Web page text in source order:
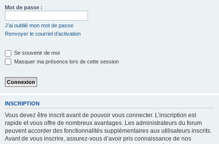
Mot de passe :
J’ai oublié mon mot de passe
Renvoyer le courriel d’activation
Se souvenir de moi
Masquer ma présence lors de cette session
INSCRIPTION
Vous devez être inscrit avant de pouvoir vous connecter. L’inscription est
rapide et vous offre de nombreux avantages. Les administrateurs du forum
peuvent accorder des fonctionnalités supplémentaires aux utilisateurs inscrits.
Avant de vous inscrire, assurez-vous d’avoir pris connaissance de nos